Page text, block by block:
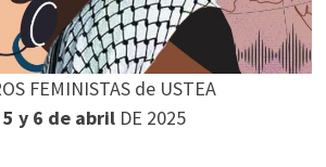
FEMINISTAS de USTEA
y 6 de abrilDE 2025